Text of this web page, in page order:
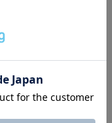
トーンコーデ
#クリアバッグ